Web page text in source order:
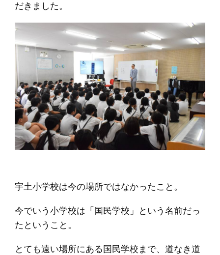
だきました。
宇土小学校は今の場所ではなかったこと。
今でいう小学校は「国民学校」という名前だっ
たということ。
とても遠い場所にある国民学校まで、道なき道